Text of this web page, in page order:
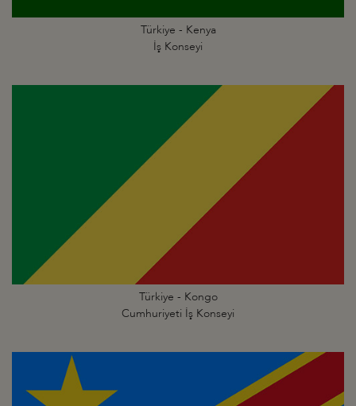
Türkiye - Kenya
İş Konseyi
Türkiye - Kongo
Cumhuriyeti İş Konseyi